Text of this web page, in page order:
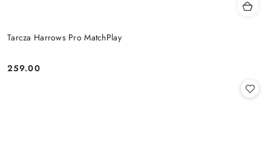
Tarcza Harrows Pro MatchPlay
Cena:
259.00